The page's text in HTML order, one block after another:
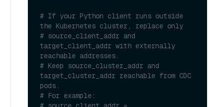
# If your Python client runs outside
the Kubernetes cluster, replace only
# source_client_addr and
target_client_addr with externally
reachable addresses.
# Keep source_cluster_addr and
target_cluster_addr reachable from CDC
pods.
# For example: